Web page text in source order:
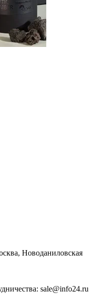
Новоданиловская
sale@info24.ru